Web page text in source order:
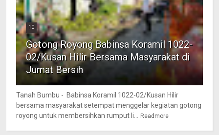
10
Gotong Royong Babinsa Koramil 1022-
02/Kusan Hilir Bersama Masyarakat di
Jumat Bersih
Tanah Bumbu - Babinsa Koramil 1022-02/Kusan Hilir
bersama masyarakat setempat menggelar kegiatan gotong
royong untuk membersihkan rumput li...
Readmore